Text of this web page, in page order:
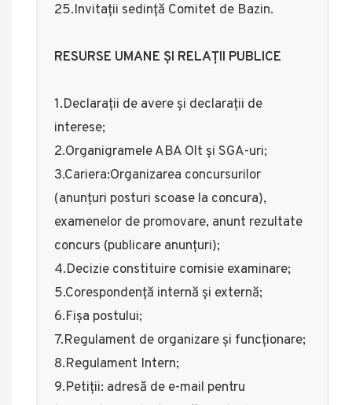
25.Invitații sedință Comitet de Bazin.
RESURSE UMANE ȘI RELAȚII PUBLICE
1.Declarații de avere și declarații de
interese;
2.Organigramele ABA Olt și SGA-uri;
3.Cariera:Organizarea concursurilor
(anunțuri posturi scoase la concura),
examenelor de promovare, anunt rezultate
concurs (publicare anunțuri);
4.Decizie constituire comisie examinare;
5.Corespondență internă și externă;
6.Fișa postului;
7.Regulament de organizare şi funcţionare;
8.Regulament Intern;
9.Petiţii: adresă de e-mail pentru